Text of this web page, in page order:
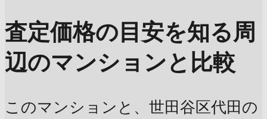
査定価格の目安を知る周
辺のマンションと比較
このマンションと、世田谷区代田の